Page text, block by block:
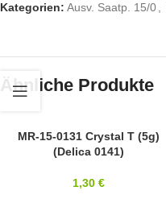
Kategorien: Ausv. Saatp. 15/0
Ähnliche Produkte
15/0MR-15-0131 Crystal T (5g)
(Delica 0141)
1,30 €